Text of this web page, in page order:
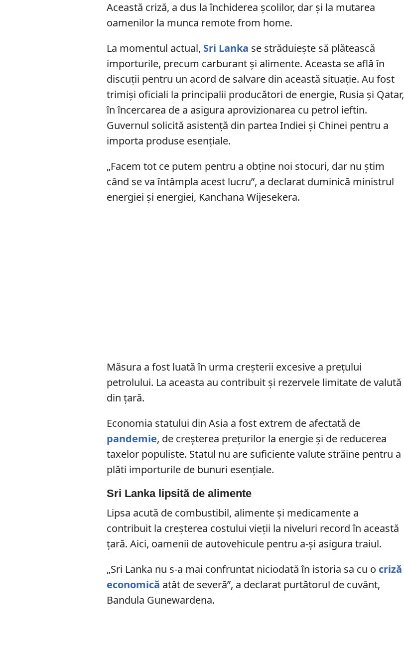
Această criză, a dus la închiderea școlilor, dar și la mutarea
oamenilor la munca remote from home.
La momentul actual, Sri Lanka se străduiește să plătească
importurile, precum carburant și alimente. Aceasta se află în
discuții pentru un acord de salvare din această situație. Au fost
trimiși oficiali la principalii producători de energie, Rusia și Qatar,
în încercarea de a asigura aprovizionarea cu petrol ieftin.
Guvernul solicită asistență din partea Indiei și Chinei pentru a
importa produse esențiale.
„Facem tot ce putem pentru a obține noi stocuri, dar nu știm
când se va întâmpla acest lucru”, a declarat duminică ministrul
energiei și energiei, Kanchana Wijesekera.
Măsura a fost luată în urma creșterii excesive a prețului
petrolului. La aceasta au contribuit și rezervele limitate de valută
din țară.
Economia statului din Asia a fost extrem de afectată de
pandemie, de creșterea prețurilor la energie și de reducerea
taxelor populiste. Statul nu are suficiente valute străine pentru a
plăti importurile de bunuri esențiale.
Sri Lanka lipsită de alimente
Lipsa acută de combustibil, alimente și medicamente a
contribuit la creșterea costului vieții la niveluri record în această
țară. Aici, oamenii de autovehicule pentru a-și asigura traiul.
„Sri Lanka nu s-a mai confruntat niciodată în istoria sa cu o criză
economică atât de severă”, a declarat purtătorul de cuvânt,
Bandula Gunewardena.